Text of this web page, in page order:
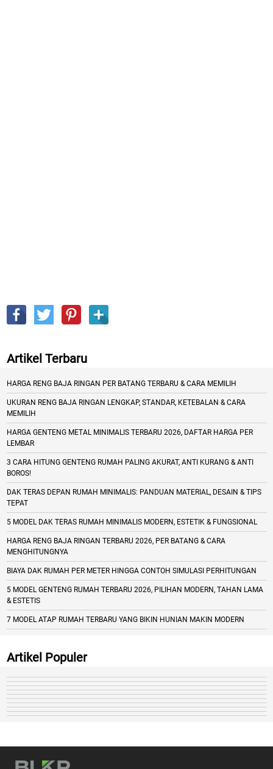
Artikel Terbaru
HARGA RENG BAJA RINGAN PER BATANG TERBARU & CARA MEMILIH
UKURAN RENG BAJA RINGAN LENGKAP, STANDAR, KETEBALAN & CARA
MEMILIH
HARGA GENTENG METAL MINIMALIS TERBARU 2026, DAFTAR HARGA PER
LEMBAR
3 CARA HITUNG GENTENG RUMAH PALING AKURAT, ANTI KURANG & ANTI
BOROS!
DAK TERAS DEPAN RUMAH MINIMALIS: PANDUAN MATERIAL, DESAIN & TIPS
TEPAT
5 MODEL DAK TERAS RUMAH MINIMALIS MODERN, ESTETIK & FUNGSIONAL
HARGA RENG BAJA RINGAN TERBARU 2026, PER BATANG & CARA
MENGHITUNGNYA
BIAYA DAK RUMAH PER METER HINGGA CONTOH SIMULASI PERHITUNGAN
5 MODEL GENTENG RUMAH TERBARU 2026, PILIHAN MODERN, TAHAN LAMA
& ESTETIS
7 MODEL ATAP RUMAH TERBARU YANG BIKIN HUNIAN MAKIN MODERN
Artikel Populer